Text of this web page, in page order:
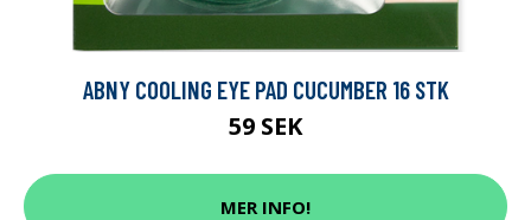
ABNY COOLING EYE PAD CUCUMBER 16 STK
59 SEK
MER INFO!